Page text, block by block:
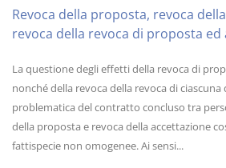
Revoca della proposta, revoca
revoca della revoca di proposta ed
La questione degli effetti della revoca di
nonché della revoca della revoca di ciascuna
problematica del contratto concluso tra
della proposta e revoca della accettazione
fattispecie non omogenee. Ai sensi...